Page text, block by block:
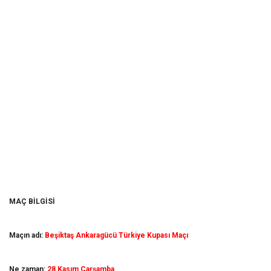
MAÇ BİLGİSİ
Maçın adı: Beşiktaş Ankaragücü Türkiye Kupası Maçı
Ne zaman: 28 Kasım Çarşamba